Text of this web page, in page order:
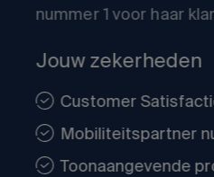
nummer 1 voor haar
Jouw zekerheden
Customer
Mobiliteitspartner
Toonaangevende